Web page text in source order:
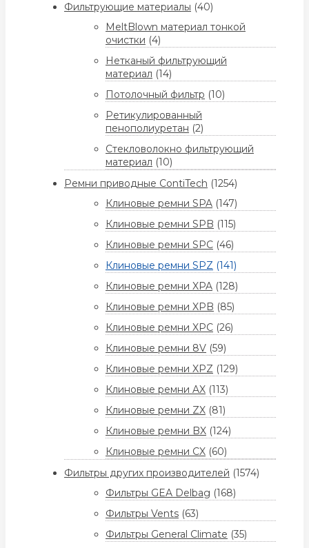
Фильтрующие материалы (40)
MeltBlown материал тонкой
очистки (4)
Нетканый фильтрующий
материал (14)
Потолочный фильтр (10)
Ретикулированный
пенополиуретан (2)
Стекловолокно фильтрующий
материал (10)
Ремни приводные ContiTech (1254)
Клиновые ремни SPA (147)
Клиновые ремни SPB (115)
Клиновые ремни SPC (46)
Клиновые ремни SPZ (141)
Клиновые ремни XPA (128)
Клиновые ремни XPB (85)
Клиновые ремни XPC (26)
Клиновые ремни 8V (59)
Клиновые ремни XPZ (129)
Клиновые ремни AX (113)
Клиновые ремни ZX (81)
Клиновые ремни BX (124)
Клиновые ремни CX (60)
Фильтры других производителей (1574)
Фильтры GEA Delbag (168)
Фильтры Vents (63)
Фильтры General Climate (35)